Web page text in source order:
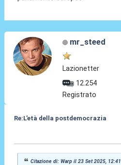
mr_steed
Lazionetter
12.254
Registrato
Re:L’età della postdemocrazia
Citazione di: Warp il 23 Set 2025, 12:41